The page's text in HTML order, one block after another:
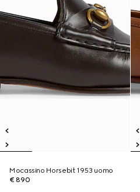
Mocassino Horsebit 1953 uomo
€ 890